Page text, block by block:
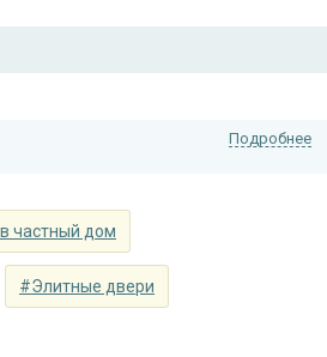
на выбор)
Подробнее
частный дом
#Элитные двери